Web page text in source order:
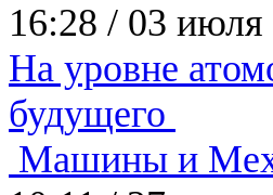
16:28 / 03 июля
На уровне
будущего
Машины и